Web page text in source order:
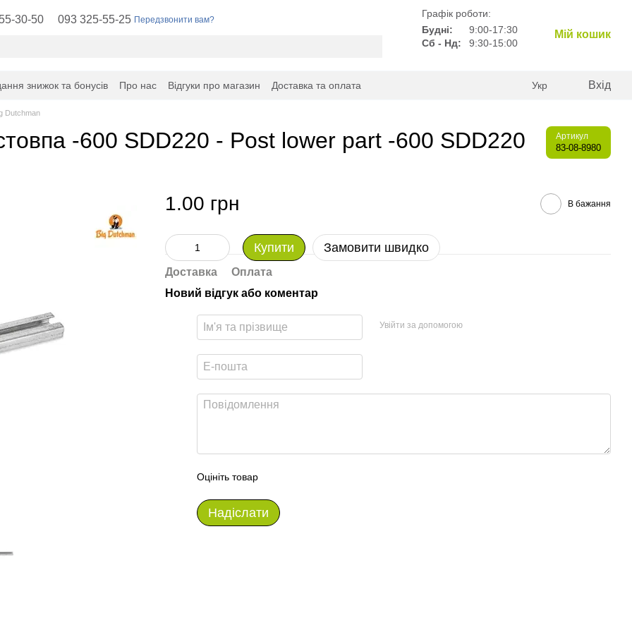
30-50 093 325-55-25 Передзвонити вам?
Графік роботи:
Будні:
9:00-17:30
Сб - Нд:
9:30-15:00
Мій кошик
знижок та бонусів Про нас Відгуки про магазин Доставка та оплата Укр Вхід
Dutchman
-600 SDD220 - Post lower part -600 SDD220 Артикул
83-08-8980
1.00 грн В бажання
Купити Замовити швидко
Доставка
Оплата
Новий відгук або коментар
Увійти за допомогою
Оцініть товар
Надіслати